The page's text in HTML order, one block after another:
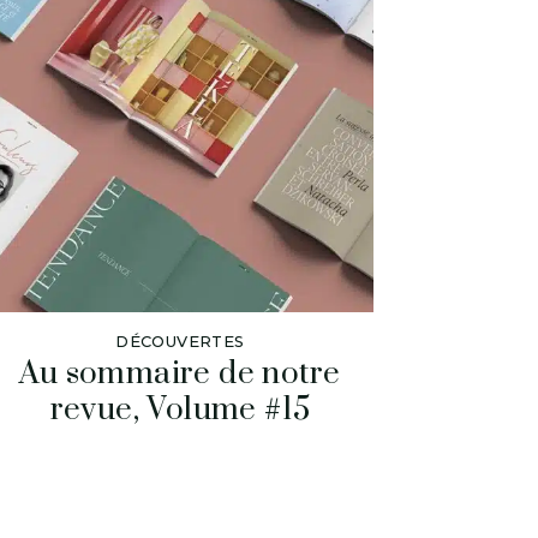
DÉCOUVERTES
Au sommaire de notre
revue, Volume #15